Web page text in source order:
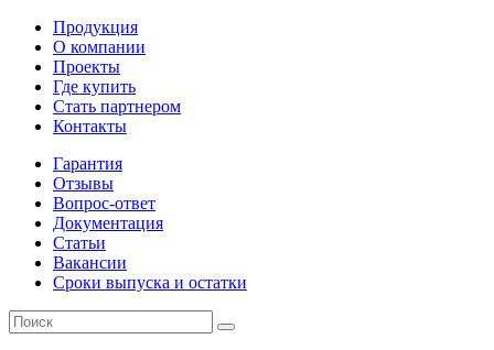
Продукция
О компании
Проекты
Где купить
Стать партнером
Контакты
Гарантия
Отзывы
Вопрос-ответ
Документация
Статьи
Вакансии
Сроки выпуска и остатки